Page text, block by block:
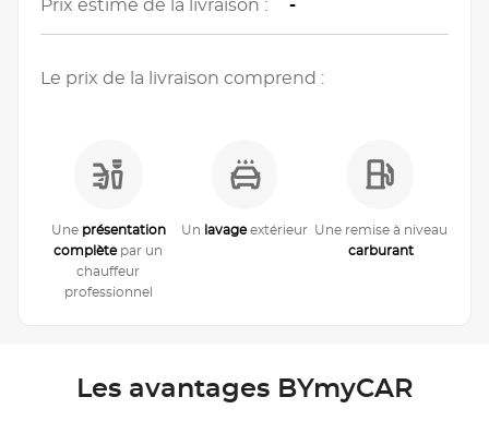
Prix estimé de la livraison : -
Le prix de la livraison comprend :
Une présentation
complètepar un
chauffeur
professionnel
Un lavageextérieur Une remise à niveau
carburant
Les avantages BYmyCAR